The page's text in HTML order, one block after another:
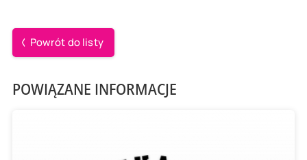
Powrót do listy
POWIĄZANE INFORMACJE